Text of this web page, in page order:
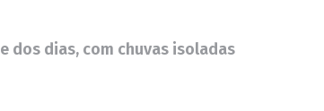
dos dias, com chuvas isoladas